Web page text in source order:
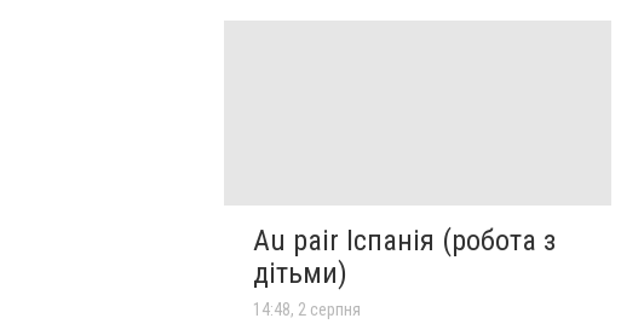
Au pair Іспанія (робота з
дітьми)
14:48, 2 серпня